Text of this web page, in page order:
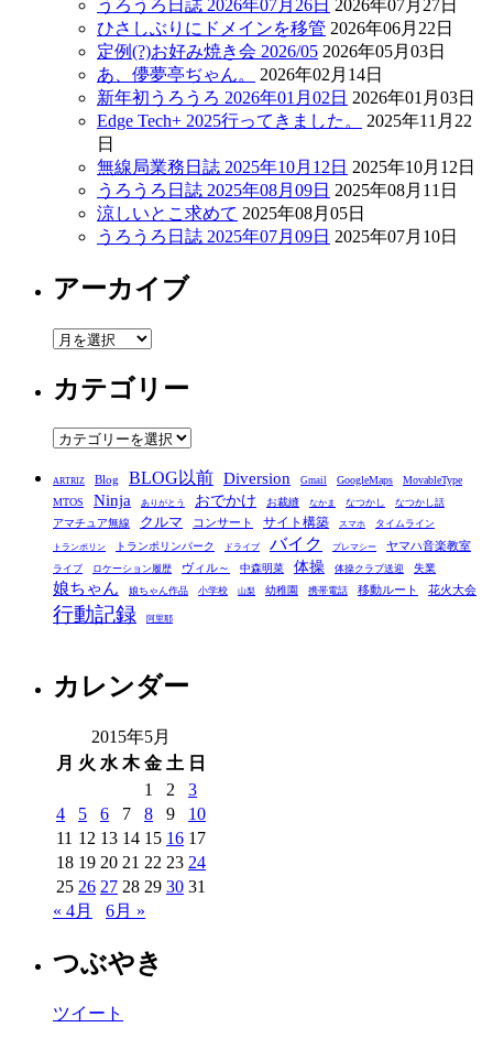
うろうろ日誌 2026年07月26日 2026年07月27日
ひさしぶりにドメインを移管 2026年06月22日
定例(?)お好み焼き会 2026/05 2026年05月03日
あ、儚夢亭ぢゃん。
2026年02月14日
新年初うろうろ 2026年01月02日 2026年01月03日
Edge Tech+ 2025行ってきました。
2025年11月22
日
無線局業務日誌 2025年10月12日 2025年10月12日
うろうろ日誌 2025年08月09日 2025年08月11日
涼しいとこ求めて 2025年08月05日
うろうろ日誌 2025年07月09日 2025年07月10日
アーカイブ
ア
カ
イ
ブ
カテゴリー
カ
ゴ
リ
ー
ARTRIZ Blog BLOG以前 Diversion Gmail GoogleMaps
MovableType
MTOS
Ninja ありがとう おでかけ お裁縫 なかま なつかし なつかし話
アマチュア無線 クルマ コンサート サイト構築 スマホ タイムライン
トランポリン トランポリンパーク ドライブ バイク プレマシー ヤマハ音楽教室
ライブ ロケーション履歴 ヴィル～ 中森明菜 体操 体操クラブ送迎 失業
娘ちゃん 娘ちゃん作品 小学校 山梨 幼稚園 携帯電話 移動ルート 花火大会
行動記録 阿里耶
カレンダー
2015年5月
月 火 水 木 金 土 日
1
2
3
4
5 6 7 8 9
10
11 12 13 14 15 16 17
18 19 20 21 22 23 24
25 26 27 28 29 30 31
« 4月
6月 »
つぶやき
ツイート